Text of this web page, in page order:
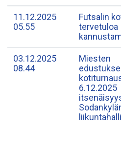
11.12.2025
05.55
Futsalin
tervetuloa
03.12.2025
08.44
Miesten
6.12.2025